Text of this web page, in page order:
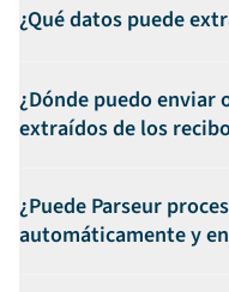
¿Qué datos puede
¿Dónde puedo enviar
extraídos de los
¿Puede Parseur
automáticamente y